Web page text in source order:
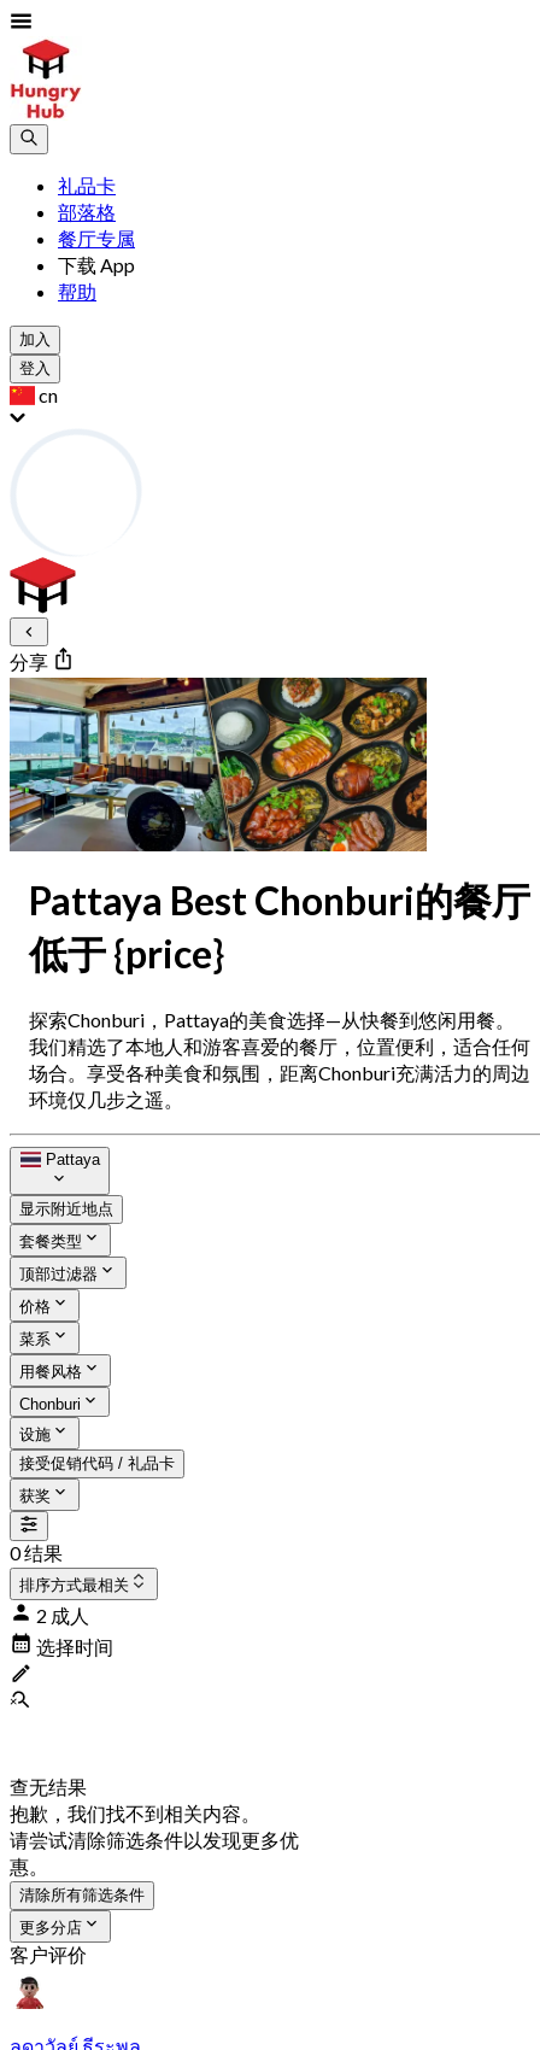
礼品卡
部落格
餐厅专属
下载 App
帮助
加入
登入
cn
分享
Pattaya Best Chonburi的餐厅
低于 {price}
探索Chonburi，Pattaya的美食选择—从快餐到悠闲用餐。
我们精选了本地人和游客喜爱的餐厅，位置便利，适合任何
场合。享受各种美食和氛围，距离Chonburi充满活力的周边
环境仅几步之遥。
Pattaya
显示附近地点
套餐类型
顶部过滤器
价格
菜系
用餐风格
Chonburi
设施
接受促销代码 / 礼品卡
获奖
0 结果
排序方式最相关
2 成人
选择时间
查无结果
抱歉，我们找不到相关内容。
请尝试清除筛选条件以发现更多优
惠。
清除所有筛选条件
更多分店
客户评价